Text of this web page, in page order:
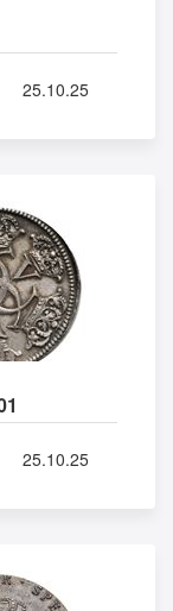
25.10.25
25.10.25